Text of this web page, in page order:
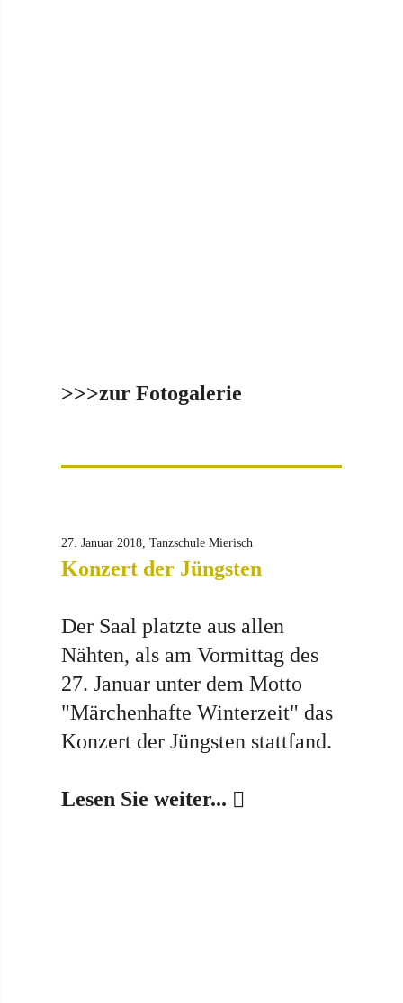
>>>zur Fotogalerie
27. Januar 2018, Tanzschule Mierisch
Konzert der Jüngsten
Der Saal platzte aus allen
Nähten, als am Vormittag des
27. Januar unter dem Motto
"Märchenhafte Winterzeit" das
Konzert der Jüngsten stattfand.
Lesen Sie weiter...